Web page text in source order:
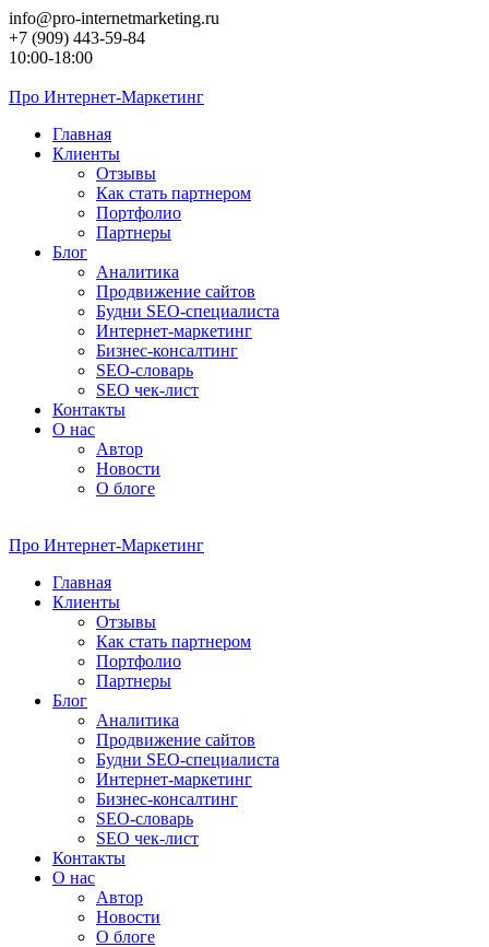
Перейти
к
контенту
info@pro-internetmarketing.ru
+7 (909) 443-59-84
10:00-18:00
Про Интернет-Маркетинг
Главная
Клиенты
Отзывы
Как стать партнером
Портфолио
Партнеры
Блог
Аналитика
Продвижение сайтов
Будни SEO-специалиста
Интернет-маркетинг
Бизнес-консалтинг
SEO-словарь
SEO чек-лист
Контакты
О нас
Автор
Новости
О блоге
Про Интернет-Маркетинг
Главная
Клиенты
Отзывы
Как стать партнером
Портфолио
Партнеры
Блог
Аналитика
Продвижение сайтов
Будни SEO-специалиста
Интернет-маркетинг
Бизнес-консалтинг
SEO-словарь
SEO чек-лист
Контакты
О нас
Автор
Новости
О блоге